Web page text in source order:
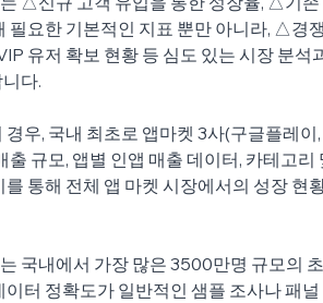
필요한 기본적인 지표 뿐만 아니라, △경
유저 확보 현황 등 심도 있는 시장 분석
다.
우, 국내 최초로 앱마켓 3사(구글플레
출 규모, 앱별 인앱 매출 데이터, 카테고
통해 전체 앱 마켓 시장에서의 성장 현
국내에서 가장 많은 3500만명 규모의
이터 정확도가 일반적인 샘플 조사나 패